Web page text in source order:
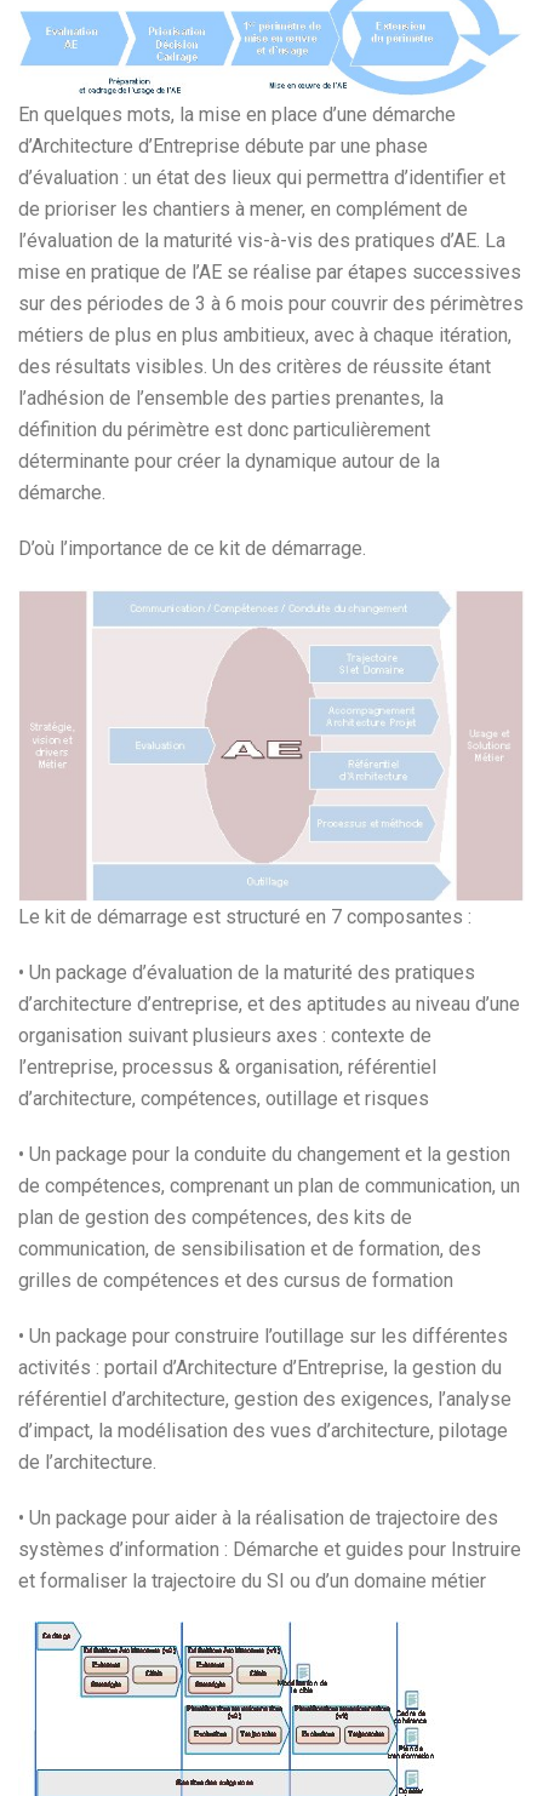
En quelques mots, la mise en place d’une démarche
d’Architecture d’Entreprise débute par une phase
d’évaluation : un état des lieux qui permettra d’identifier et
de prioriser les chantiers à mener, en complément de
l’évaluation de la maturité vis-à-vis des pratiques d’AE. La
mise en pratique de l’AE se réalise par étapes successives
sur des périodes de 3 à 6 mois pour couvrir des périmètres
métiers de plus en plus ambitieux, avec à chaque itération,
des résultats visibles. Un des critères de réussite étant
l’adhésion de l’ensemble des parties prenantes, la
définition du périmètre est donc particulièrement
déterminante pour créer la dynamique autour de la
démarche.
D’où l’importance de ce kit de démarrage.
Le kit de démarrage est structuré en 7 composantes :
• Un package d’évaluation de la maturité des pratiques
d’architecture d’entreprise, et des aptitudes au niveau d’une
organisation suivant plusieurs axes : contexte de
l’entreprise, processus & organisation, référentiel
d’architecture, compétences, outillage et risques
• Un package pour la conduite du changement et la gestion
de compétences, comprenant un plan de communication, un
plan de gestion des compétences, des kits de
communication, de sensibilisation et de formation, des
grilles de compétences et des cursus de formation
• Un package pour construire l’outillage sur les différentes
activités : portail d’Architecture d’Entreprise, la gestion du
référentiel d’architecture, gestion des exigences, l’analyse
d’impact, la modélisation des vues d’architecture, pilotage
de l’architecture.
• Un package pour aider à la réalisation de trajectoire des
systèmes d’information : Démarche et guides pour Instruire
et formaliser la trajectoire du SI ou d’un domaine métier